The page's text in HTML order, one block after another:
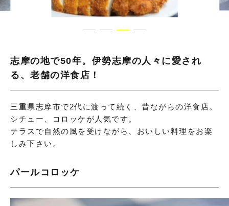
志摩の地で50年。伊勢志摩の人々に愛され
る、老舗の洋食店！
三重県志摩市で2代に渡って続く、昔ながらの洋食店。
シチュー、コロッケが人気です。
テラスで自然の風を受けながら、おいしい料理をお楽
しみ下さい。
パールコロッケ